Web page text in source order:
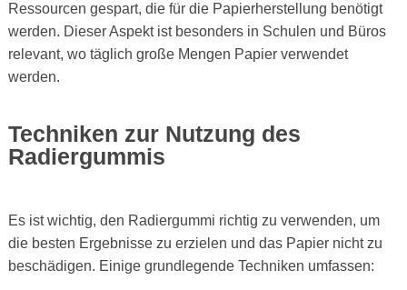
Ressourcen gespart, die für die Papierherstellung benötigt
werden. Dieser Aspekt ist besonders in Schulen und Büros
relevant, wo täglich große Mengen Papier verwendet
werden.
Techniken zur Nutzung des
Radiergummis
Es ist wichtig, den Radiergummi richtig zu verwenden, um
die besten Ergebnisse zu erzielen und das Papier nicht zu
beschädigen. Einige grundlegende Techniken umfassen: